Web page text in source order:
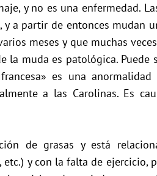
y no es una enfermedad.
a partir de entonces mudan
meses y que muchas
la muda es patológica.
es una
a las Carolinas. Es
de grasas y está
y con la falta de ejercicio,